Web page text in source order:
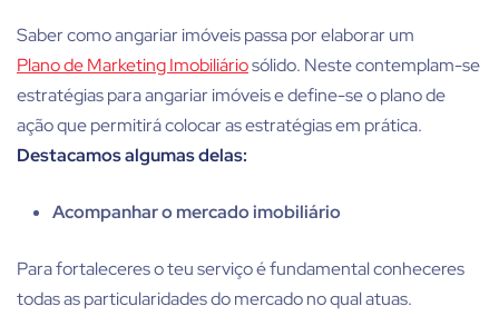
Sabercomo angariar imóveispassa por elaborar um
Plano de Marketing Imobiliáriosólido. Neste contemplam-se
estratégias para angariar imóveise define-se o plano de
ação que permitirá colocar as estratégias em prática.
Destacamos algumas delas:
Acompanhar o mercado imobiliário
Para fortaleceres o teu serviço é fundamental conheceres
todas as particularidades do mercado no qual atuas.